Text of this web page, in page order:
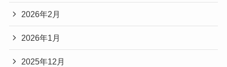
2026年2月
2026年1月
2025年12月